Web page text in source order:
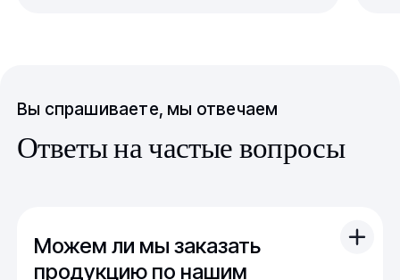
Вы спрашиваете, мы отвечаем
Ответы на частые вопросы
Можем ли мы заказать
продукцию по нашим